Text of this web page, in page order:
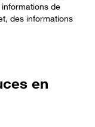
de
des informations
en